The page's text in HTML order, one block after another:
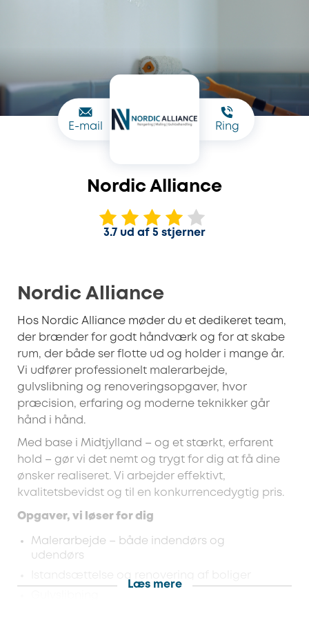
E-mail Ring
Nordic Alliance
3.7 ud af 5 stjerner
Nordic Alliance
Hos Nordic Alliance møder du et dedikeret team,
der brænder for godt håndværk og for at skabe
rum, der både ser flotte ud og holder i mange år.
Vi udfører professionelt malerarbejde,
gulvslibning og renoveringsopgaver, hvor
præcision, erfaring og moderne teknikker går
hånd i hånd.
Med base i Midtjylland – og et stærkt, erfarent
hold – gør vi det nemt og trygt for dig at få dine
ønsker realiseret. Vi arbejder effektivt,
kvalitetsbevidst og til en konkurrencedygtig pris.
Opgaver, vi løser for dig
Malerarbejde – både indendørs og
udendørs
Læs mere